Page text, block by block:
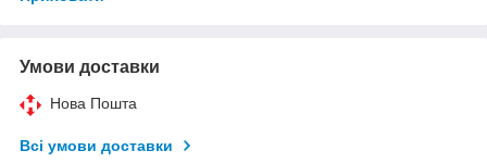
Умови доставки
Нова Пошта
Всі умови доставки